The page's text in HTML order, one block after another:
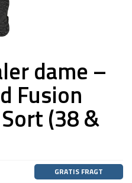
dame –
Fusion
(38 &
GRATIS FRAGT